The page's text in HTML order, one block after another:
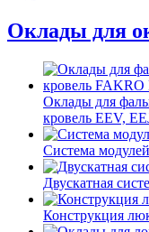
Оклады для
Оклады для
кровель EEV,
Система
Двускатная
Конструкция